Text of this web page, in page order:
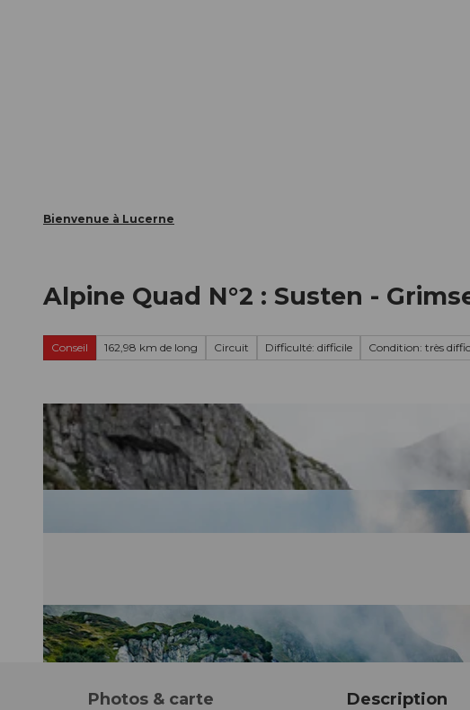
Bienvenue à Lucerne
Alpine Quad N°2 : Susten -
Conseil 162,98 km de long Circuit Difficulté: difficile Condition: très
Photos & carte Description